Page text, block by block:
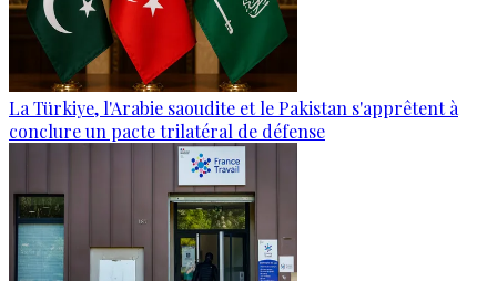
La Türkiye, l'Arabie saoudite et le Pakistan s'apprêtent à
conclure un pacte trilatéral de défense